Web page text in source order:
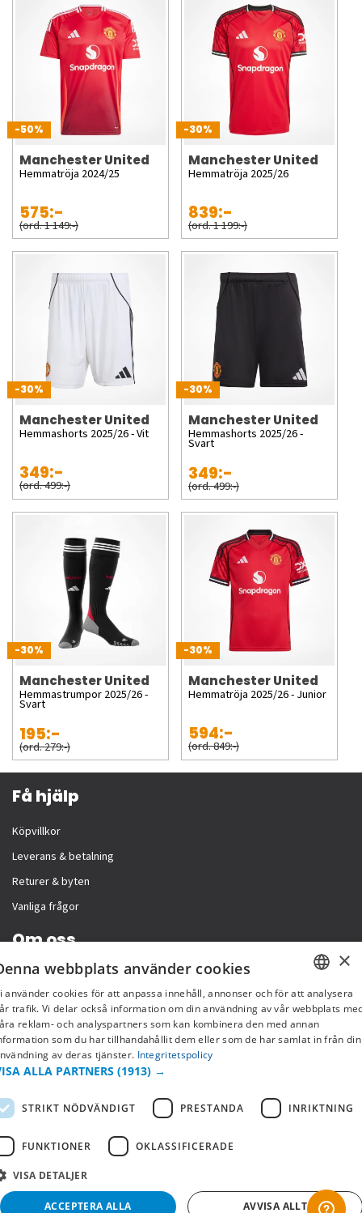
-50%
Manchester United
Hemmatröja 2024/25
575:-
(ord. 1 149:-)
-30%
Manchester United
Hemmatröja 2025/26
839:-
(ord. 1 199:-)
-30%
Manchester United
Hemmashorts 2025/26 - Vit
349:-
(ord. 499:-)
-30%
Manchester United
Hemmashorts 2025/26 -
Svart
349:-
(ord. 499:-)
-30%
Manchester United
Hemmastrumpor 2025/26 -
Svart
195:-
(ord. 279:-)
-30%
Manchester United
Hemmatröja 2025/26 - Junior
594:-
(ord. 849:-)
Få hjälp
Köpvillkor
Leverans & betalning
Returer & byten
Vanliga frågor
Om oss
Företagsinformation
Copyright © 2019 This site is Licensed to 377 Sport AB
SWEDISH
FI
×
webbplats använder cookies
använder cookies för att anpassa innehåll, annonser och för att analysera
trafik. Vi delar också information om din användning av vår webbplats
reklam- och analyspartners som kan kombinera den med annan
som du har tillhandahållit dem eller som de har samlat in från din
av deras tjänster. Integritetspolicy
ALLA PARTNERS (1913) →
STRIKT NÖDVÄNDIGT PRESTANDA INRIKTNING
FUNKTIONER OKLASSIFICERADE
VISA DETALJER
ACCEPTERA ALLA AVVISA ALLT